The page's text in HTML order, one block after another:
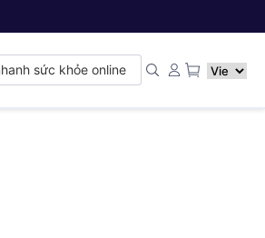
sức khỏe online